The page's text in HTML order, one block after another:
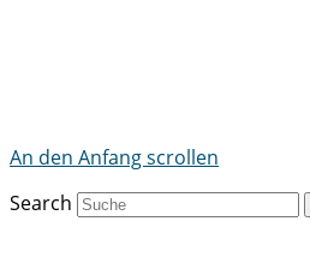
An den Anfang scrollen
Search